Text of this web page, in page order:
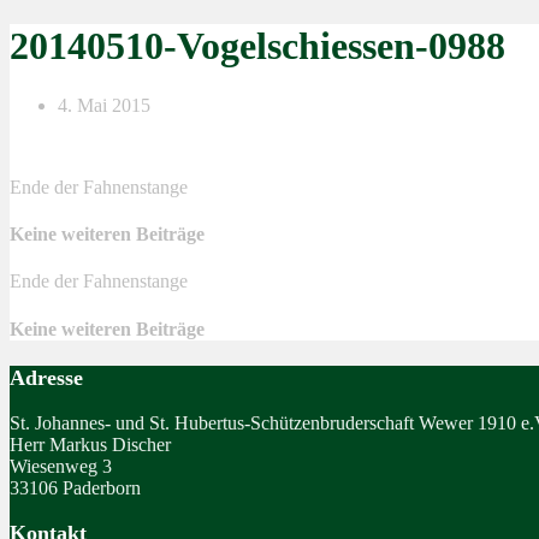
20140510-Vogelschiessen-0988
4. Mai 2015
Ende der Fahnenstange
Keine weiteren Beiträge
Ende der Fahnenstange
Keine weiteren Beiträge
Adresse
St. Johannes- und St. Hubertus-Schützenbruderschaft Wewer 1910
Herr Markus Discher
Wiesenweg 3
33106 Paderborn
Kontakt